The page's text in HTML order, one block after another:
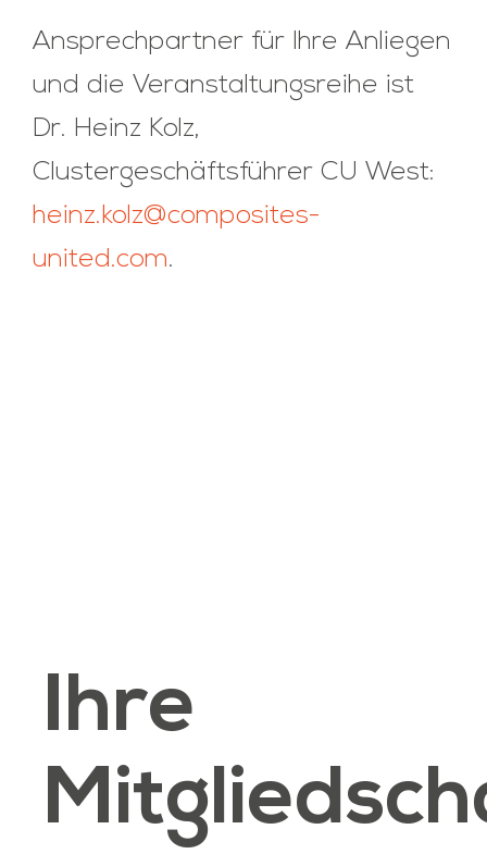
Ansprechpartner für Ihre Anliegen
und die Veranstaltungsreihe ist
Dr. Heinz Kolz,
Clustergeschäftsführer CU West:
heinz.kolz@composites-
united.com.
Ihre